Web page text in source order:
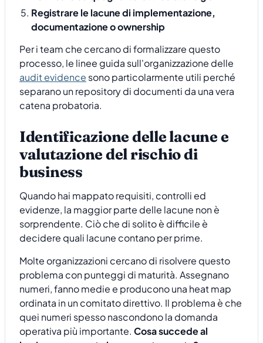
Registrare le lacune di implementazione,
documentazione o ownership
Per i team che cercano di formalizzare questo
processo, le linee guida sull'organizzazione delle
audit evidence sono particolarmente utili perché
separano un repository di documenti da una vera
catena probatoria.
Identificazione delle lacune e
valutazione del rischio di
business
Quando hai mappato requisiti, controlli ed
evidenze, la maggior parte delle lacune non è
sorprendente. Ciò che di solito è difficile è
decidere quali lacune contano per prime.
Molte organizzazioni cercano di risolvere questo
problema con punteggi di maturità. Assegnano
numeri, fanno medie e producono una heat map
ordinata in un comitato direttivo. Il problema è che
quei numeri spesso nascondono la domanda
operativa più importante. Cosa succede al